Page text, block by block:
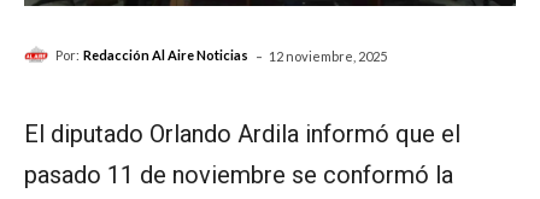
Por: Redacción Al Aire Noticias - 12 noviembre, 2025
El diputado Orlando Ardila informó que el
pasado 11 de noviembre se conformó la